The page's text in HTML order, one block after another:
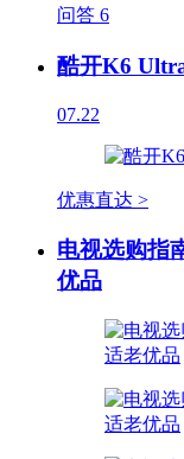
问答 6
酷开K6
07.22
优惠直达 >
电视选购指
优品